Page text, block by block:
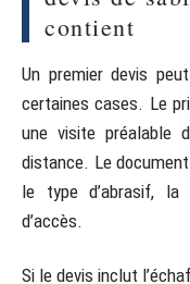
contient
Un premier devis
certaines cases. Le
une visite préalable
distance. Le
le type d’abrasif,
d’accès.
Si le devis inclut